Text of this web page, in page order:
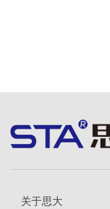
关于思大